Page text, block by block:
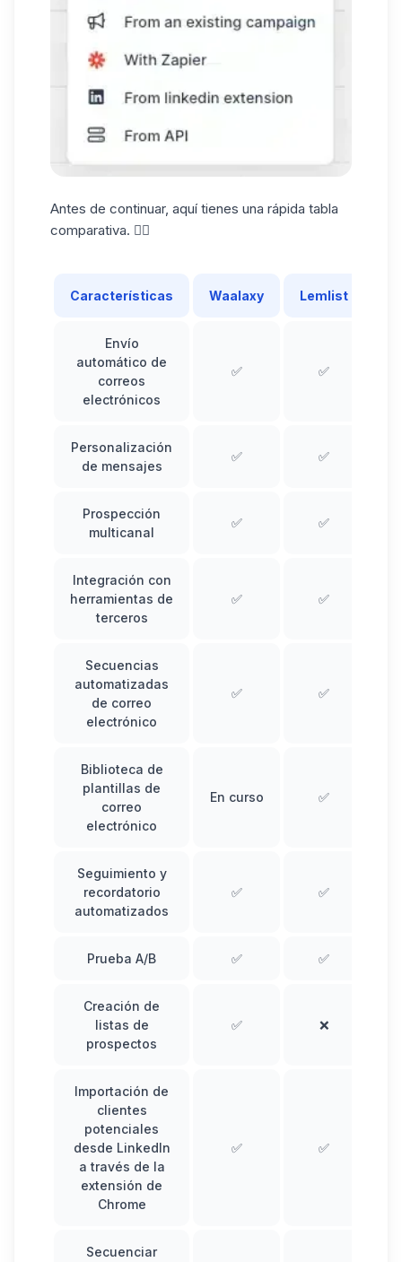
Antes de continuar, aquí tienes una rápida tabla
comparativa. 👇🏼
Características Waalaxy Lemlist
Envío
automático de
correos
electrónicos
✅ ✅
Personalización
de mensajes
✅ ✅
Prospección
multicanal
✅ ✅
Integración con
herramientas de
terceros
✅ ✅
Secuencias
automatizadas
de correo
electrónico
✅ ✅
Biblioteca de
plantillas de
correo
electrónico
En curso ✅
Seguimiento y
recordatorio
automatizados
✅ ✅
Prueba A/B ✅ ✅
Creación de
listas de
prospectos
✅ ❌
Importación de
clientes
potenciales
desde LinkedIn
a través de la
extensión de
Chrome
✅ ✅
Secuenciar